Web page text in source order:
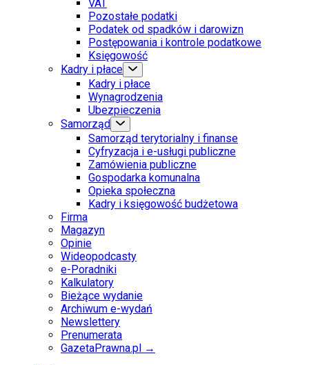
VAT
Pozostałe podatki
Podatek od spadków i darowizn
Postępowania i kontrole podatkowe
Księgowość
Kadry i płace
Kadry i płace
Wynagrodzenia
Ubezpieczenia
Samorząd
Samorząd terytorialny i finanse
Cyfryzacja i e-usługi publiczne
Zamówienia publiczne
Gospodarka komunalna
Opieka społeczna
Kadry i księgowość budżetowa
Firma
Magazyn
Opinie
Wideopodcasty
e-Poradniki
Kalkulatory
Bieżące wydanie
Archiwum e-wydań
Newslettery
Prenumerata
GazetaPrawna.pl →